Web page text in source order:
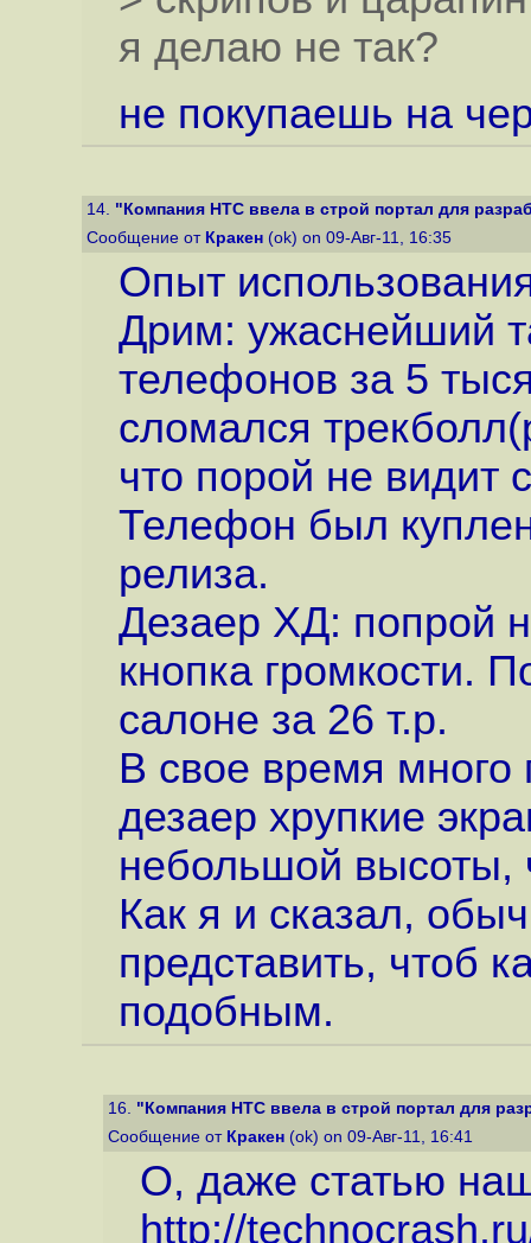
я делаю не так?
не покупаешь на
14. "Компания HTC ввела в строй портал для
Сообщение от Кракен (ok) on 09-Авг-11, 16:35
Опыт
Дрим: ужаснейший
телефонов за 5
сломался
что порой не видит
Телефон был
релиза.
Дезаер ХД: попрой
кнопка громкости.
салоне за 26 т.р.
В свое время
дезаер хрупкие
небольшой высоты,
Как я и сказал,
представить, чтоб
подобным.
16. "Компания HTC ввела в строй портал для
Сообщение от Кракен (ok) on 09-Авг-11, 16:41
О, даже статью
http://